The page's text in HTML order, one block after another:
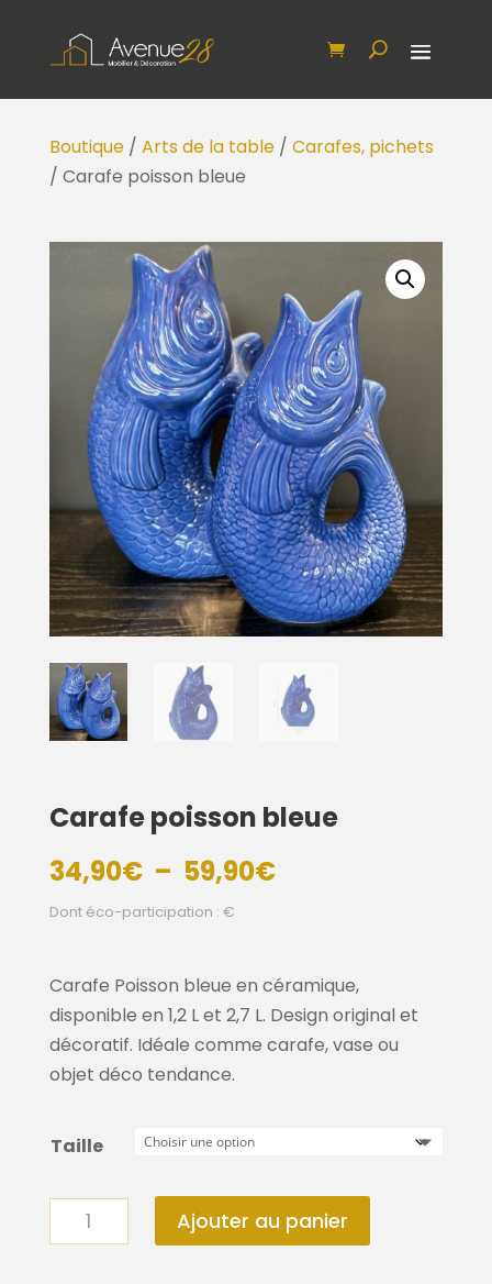
Boutique/ Arts de la table/ Carafes, pichets
/ Carafe poisson bleue
Carafe poisson bleue
34,90€ – 59,90€Plage
à
59,90€
Dont éco-participation : €
Carafe Poisson bleue en céramique,
disponible en 1,2 L et 2,7 L. Design original et
décoratif. Idéale comme carafe, vase ou
objet déco tendance.
Taille
quantité
de
Ajouter au panier